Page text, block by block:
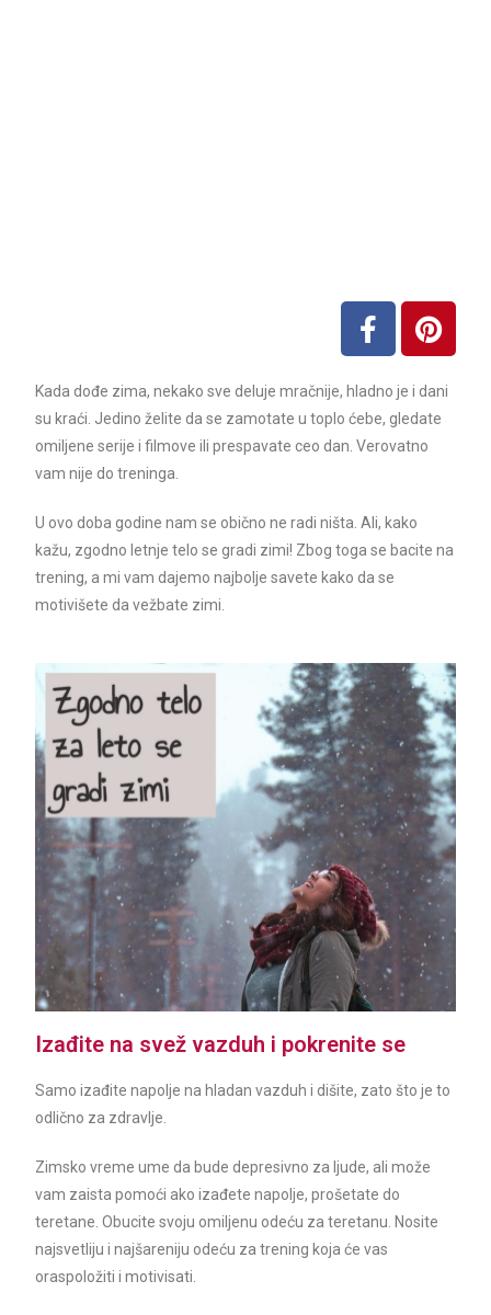
Kada dođe zima, nekako sve deluje mračnije, hladno je i dani
su kraći. Jedino želite da se zamotate u toplo ćebe, gledate
omiljene serije i filmove ili prespavate ceo dan. Verovatno
vam nije do treninga.
U ovo doba godine nam se obično ne radi ništa. Ali, kako
kažu, zgodno letnje telo se gradi zimi! Zbog toga se bacite na
trening, a mi vam dajemo najbolje savete kako da se
motivišete da vežbate zimi.
Izađite na svež vazduh i pokrenite se
Samo izađite napolje na hladan vazduh i dišite, zato što je to
odlično za zdravlje.
Zimsko vreme ume da bude depresivno za ljude, ali može
vam zaista pomoći ako izađete napolje, prošetate do
teretane. Obucite svoju omiljenu odeću za teretanu. Nosite
najsvetliju i najšareniju odeću za trening koja će vas
oraspoložiti i motivisati.